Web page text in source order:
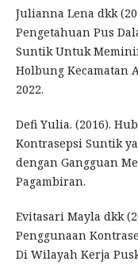
Julianna Lena dkk
Pengetahuan Pus
Suntik Untuk
Holbung Kecamatan
2022.
Defi Yulia. (2016).
Kontrasepsi Suntik
dengan Gangguan
Pagambiran.
Evitasari Mayla dkk
Penggunaan
Di Wilayah Kerja